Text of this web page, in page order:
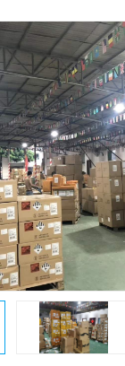
巴
递 伊
深
司 深
话 深
物流